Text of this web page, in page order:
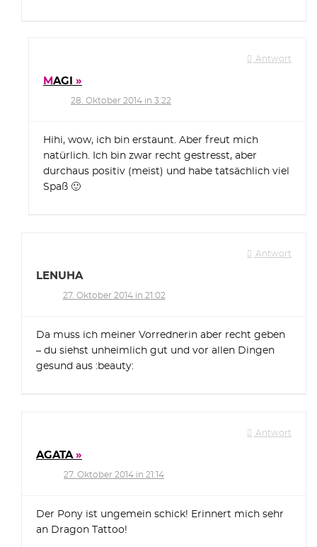
Antwort
MAGI
28. Oktober 2014 in 3:22
Hihi, wow, ich bin erstaunt. Aber freut mich
natürlich. Ich bin zwar recht gestresst, aber
durchaus positiv (meist) und habe tatsächlich viel
Spaß 🙂
Antwort
LENUHA
27. Oktober 2014 in 21:02
Da muss ich meiner Vorrednerin aber recht geben
– du siehst unheimlich gut und vor allen Dingen
gesund aus :beauty:
Antwort
AGATA
27. Oktober 2014 in 21:14
Der Pony ist ungemein schick! Erinnert mich sehr
an Dragon Tattoo!